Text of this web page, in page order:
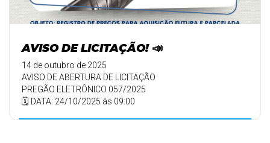
AVISO DE LICITAÇÃO! 📣
14 de outubro de 2025
AVISO DE ABERTURA DE LICITAÇÃO
PREGÃO ELETRÔNICO 057/2025
🗓️ DATA: 24/10/2025 às 09:00